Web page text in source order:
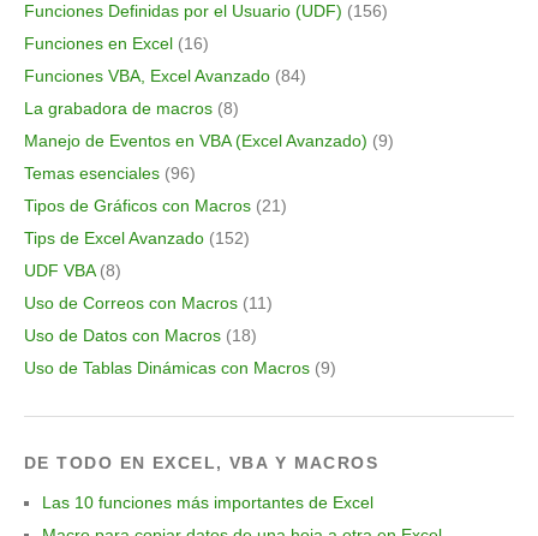
Funciones Definidas por el Usuario (UDF) (156)
Funciones en Excel (16)
Funciones VBA, Excel Avanzado (84)
La grabadora de macros (8)
Manejo de Eventos en VBA (Excel Avanzado) (9)
Temas esenciales (96)
Tipos de Gráficos con Macros (21)
Tips de Excel Avanzado (152)
UDF VBA(8)
Uso de Correos con Macros (11)
Uso de Datos con Macros (18)
Uso de Tablas Dinámicas con Macros (9)
DE TODO EN EXCEL, VBA Y MACROS
Las 10 funciones más importantes de Excel